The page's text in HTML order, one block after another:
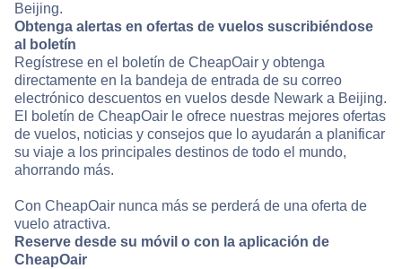
Beijing.
Obtenga alertas en ofertas de vuelos suscribiéndose
al boletín
Regístrese en el boletín de CheapOair y obtenga
directamente en la bandeja de entrada de su correo
electrónico descuentos en vuelos desde Newark a Beijing.
El boletín de CheapOair le ofrece nuestras mejores ofertas
de vuelos, noticias y consejos que lo ayudarán a planificar
su viaje a los principales destinos de todo el mundo,
ahorrando más.
Con CheapOair nunca más se perderá de una oferta de
vuelo atractiva.
Reserve desde su móvil o con la aplicación de
CheapOair